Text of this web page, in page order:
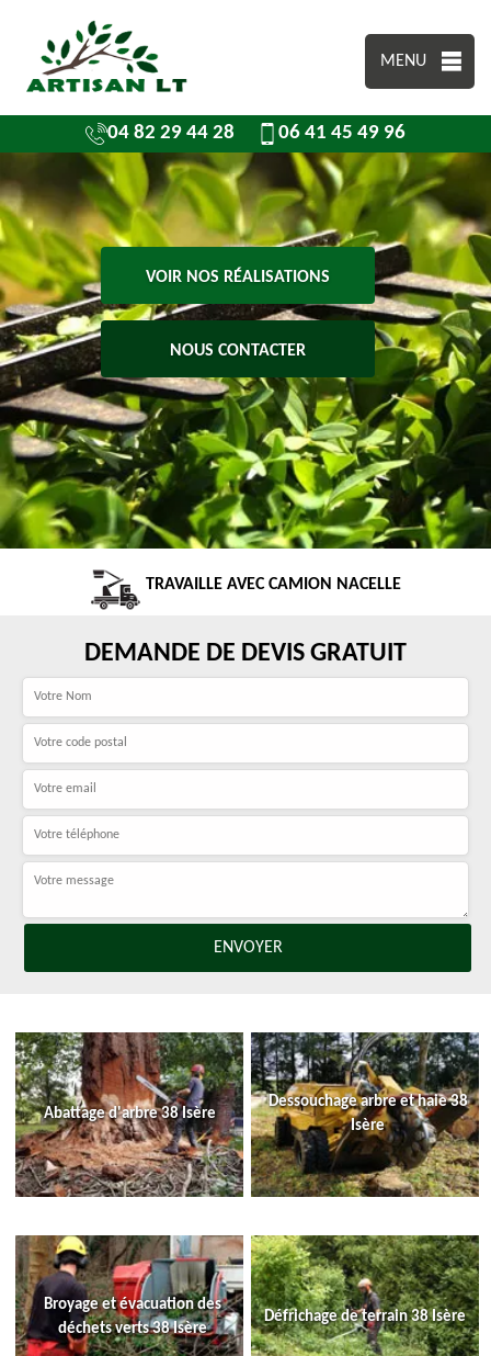
MENU
04 82 29 44 28 06 41 45 49 96
VOIR NOS RÉALISATIONS
NOUS CONTACTER
TRAVAILLE AVEC CAMION NACELLE
DEMANDE DE DEVIS GRATUIT
Abattage d'arbre 38 Isère
Dessouchage arbre et haie 38
Isère
Broyage et évacuation des
déchets verts 38 Isère
Défrichage de terrain 38 Isère